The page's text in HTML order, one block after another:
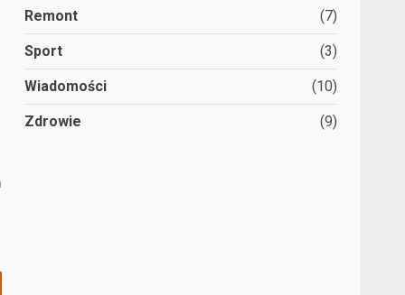
Remont (7)
Sport (3)
Wiadomości (10)
Zdrowie (9)